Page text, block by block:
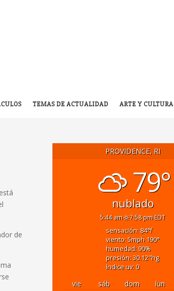
TEMAS DE ACTUALIDAD ARTE Y CULTURA
de
PROVIDENCE, RI
79°
nublado
5:44 am 7:58 pm EDT
sensación: 84°f
viento: 5mph190°
humedad: 90%
presión: 30.12"hg
índice uv: 0
vie sáb dom lun